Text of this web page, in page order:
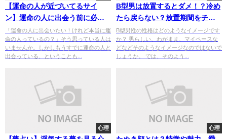
【運命の人が近づいてるサイ
ン】運命の人に出会う前に必ず
起こることとは！？前兆で夢を
見ることも！
「運命の人に出会いたい！けれど本当に運
命の人っているの？」そう思っている人は
いませんか。しかしもうすでに運命の人と
出会っている、ということも...
B型男は放置するとダメ！？冷め
たら戻らない？放置期間をチェ
ック！
B型男性の性格はどのようなイメージです
か？ 男らしい、わがまま、マイペースな
どなどそのようなイメージなのではないで
しょうか。 では、そのよう...
心理 心理